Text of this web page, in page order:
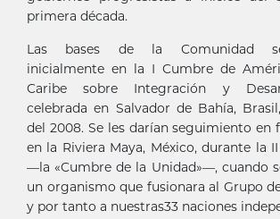
primera década.
Las bases de la Comunidad
inicialmente en la I Cumbre de
Caribe sobre Integración y
celebrada en Salvador de Bahía,
del 2008. Se les darían seguimiento en
en la Riviera Maya, México, durante la
—la «Cumbre de la Unidad»—, cuando
un organismo que fusionara al Grupo
y por tanto a nuestras33 naciones